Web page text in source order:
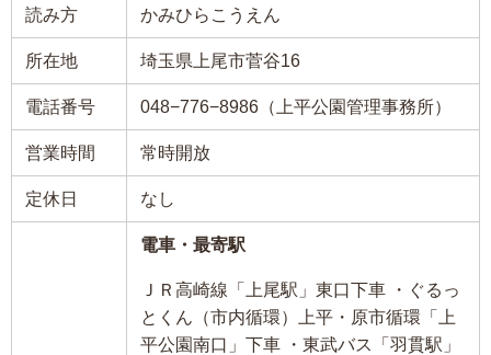
読み方 かみひらこうえん
所在地 埼玉県上尾市菅谷16
電話番号 048−776−8986（上平公園管理事務所）
営業時間 常時開放
定休日 なし
電車・最寄駅
ＪＲ高崎線「上尾駅」東口下車 ・ぐるっ
とくん（市内循環）上平・原市循環「上
平公園南口」下車 ・東武バス「羽貫駅」